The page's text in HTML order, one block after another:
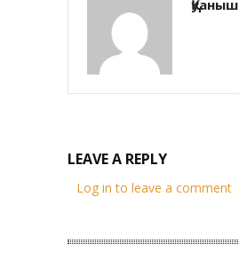
Қуаныш
LEAVE A REPLY
Log in to leave a comment